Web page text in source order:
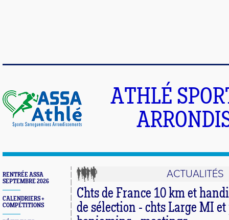
ATHLÉ
RENTRÉE ASSA
SEPTEMBRE 2026
CALENDRIERS +
COMPÉTITIONS
ACTUALITÉS
Chts de France 10 km et
de sélection - chts Large MI